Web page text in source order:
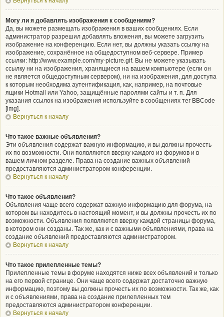
Могу ли я добавлять изображения к сообщениям?
Да, вы можете размещать изображения в ваших сообщениях. Если
администратор разрешил добавлять вложения, вы можете загрузить
изображение на конференцию. Если нет, вы должны указать ссылку на
изображение, сохранённое на общедоступном веб-сервере. Пример
ссылки: http://www.example.com/my-picture.gif. Вы не можете указывать
ссылку ни на изображения, хранящиеся на вашем компьютере (если он
не является общедоступным сервером), ни на изображения, для доступа
к которым необходима аутентификация, как, например, на почтовые
ящики Hotmail или Yahoo, защищённые паролями сайты и т. п. Для
указания ссылок на изображения используйте в сообщениях тег BBCode
[img].
Вернуться к началу
Что такое важные объявления?
Эти объявления содержат важную информацию, и вы должны прочесть
их по возможности. Они появляются вверху каждого из форумов и в
вашем личном разделе. Права на создание важных объявлений
предоставляются администратором конференции.
Вернуться к началу
Что такое объявления?
Объявления чаще всего содержат важную информацию для форума, на
котором вы находитесь в настоящий момент, и вы должны прочесть их по
возможности. Объявления появляются вверху каждой страницы форума,
в котором они созданы. Так же, как и с важными объявлениями, права на
создание объявлений предоставляются администратором.
Вернуться к началу
Что такое прилепленные темы?
Прилепленные темы в форуме находятся ниже всех объявлений и только
на его первой странице. Они чаще всего содержат достаточно важную
информацию, поэтому вы должны прочесть их по возможности. Так же, как
и с объявлениями, права на создание прилепленных тем
предоставляются администратором конференции.
Вернуться к началу